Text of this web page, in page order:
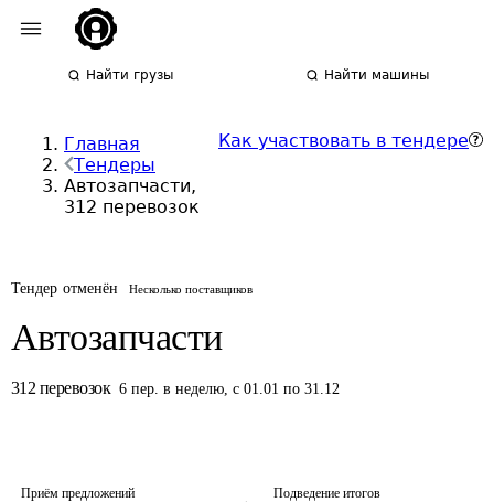
Найти грузы Найти машины
Главная
Тендеры
Автозапчасти,
312 перевозок
Как участвовать в тендере
Тендер отменён Несколько поставщиков
Автозапчасти
312 перевозок 6 пер. в неделю,с 01.01 по 31.12
Приём предложений
Подведение итогов